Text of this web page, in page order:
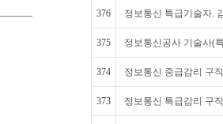
376 정보통신 특급기술자.
375 정보통신공사 기술사(
374 정보통신 중급감리 구
373 정보통신 특급감리 구